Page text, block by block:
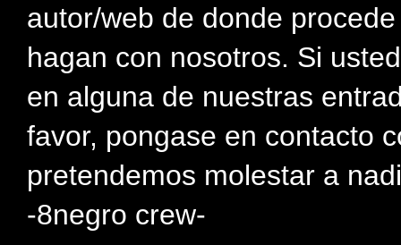
autor/web de donde
hagan con nosotros. Si
en alguna de nuestras
favor, pongase en contacto
pretendemos molestar a
-8negro crew-